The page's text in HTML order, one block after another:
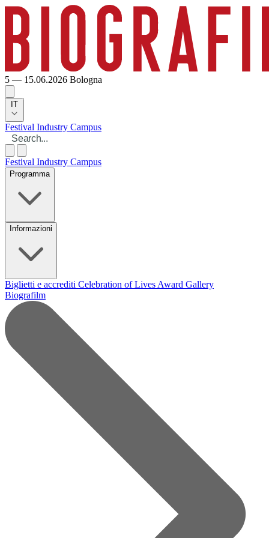
5 — 15.06.2026 Bologna
IT
Festival Industry Campus
Festival Industry Campus
Programma
Informazioni
Biglietti e accrediti Celebration of Lives Award Gallery
Biografilm